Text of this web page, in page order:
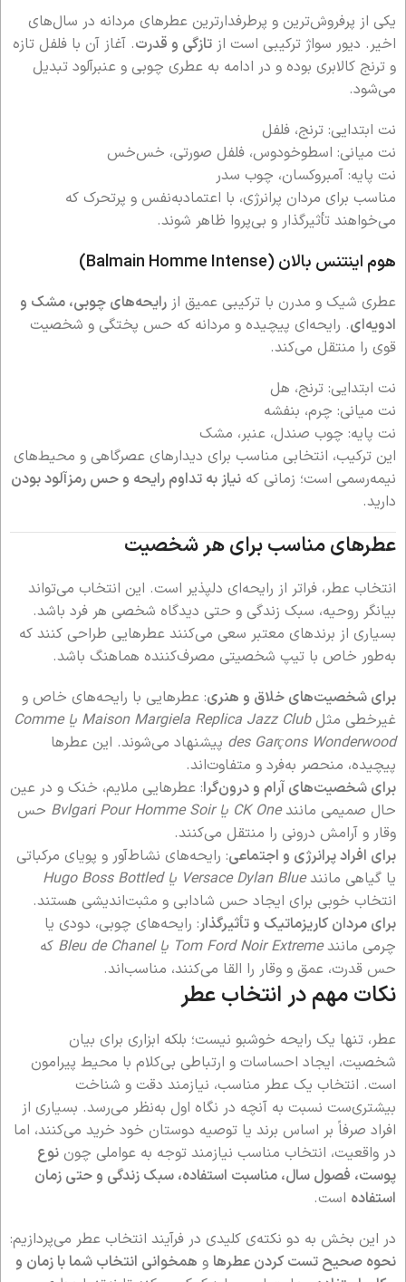
یکی از پرفروش‌ترین و پرطرفدارترین عطرهای مردانه در سال‌های
اخیر. دیور سواژ ترکیبی است از تازگی و قدرت. آغاز آن با فلفل تازه
و ترنج کالابری بوده و در ادامه به عطری چوبی و عنبرآلود تبدیل
می‌شود.
نت ابتدایی: ترنج، فلفل
نت میانی: اسطوخودوس، فلفل صورتی، خس‌خس
نت پایه: آمبروکسان، چوب سدر
مناسب برای مردان پرانرژی، با اعتماد‌به‌نفس و پرتحرک که
می‌خواهند تأثیرگذار و بی‌پروا ظاهر شوند.
هوم اینتنس بالان (Balmain Homme Intense)
عطری شیک و مدرن با ترکیبی عمیق از رایحه‌های چوبی، مشک و
ادویه‌ای. رایحه‌ای پیچیده و مردانه که حس پختگی و شخصیت
قوی را منتقل می‌کند.
نت ابتدایی: ترنج، هل
نت میانی: چرم، بنفشه
نت پایه: چوب صندل، عنبر، مشک
این ترکیب، انتخابی مناسب برای دیدارهای عصرگاهی و محیط‌های
نیمه‌رسمی است؛ زمانی که نیاز به تداوم رایحه و حس رمزآلود بودن
دارید.
عطرهای مناسب برای هر شخصیت
انتخاب عطر، فراتر از رایحه‌ای دلپذیر است. این انتخاب می‌تواند
بیانگر روحیه، سبک زندگی و حتی دیدگاه شخصی هر فرد باشد.
بسیاری از برندهای معتبر سعی می‌کنند عطرهایی طراحی کنند که
به‌طور خاص با تیپ شخصیتی مصرف‌کننده هماهنگ باشد.
برای شخصیت‌های خلاق و هنری: عطرهایی با رایحه‌های خاص و
غیرخطی مثل
Maison Margiela Replica Jazz Club یا Comme
des Garçons Wonderwood پیشنهاد می‌شوند. این عطرها
پیچیده، منحصر به‌فرد و متفاوت‌اند.
برای شخصیت‌های آرام و درون‌گرا: عطرهایی ملایم، خنک و در عین
حال صمیمی مانندCK One یا Bvlgari Pour Homme Soir
حس
وقار و آرامش درونی را منتقل می‌کنند.
برای افراد پرانرژی و اجتماعی: رایحه‌های نشاط‌آور و پویای مرکباتی
یا گیاهی مانندVersace Dylan Blue یا Hugo Boss Bottled
انتخاب‌ خوبی برای ایجاد حس شادابی و مثبت‌اندیشی هستند.
برای مردان کاریزماتیک و تأثیرگذار: رایحه‌های چوبی، دودی یا
چرمی مانندTom Ford Noir Extreme یا Bleu de Chanel
که
حس قدرت، عمق و وقار را القا می‌کنند، مناسب‌اند.
نکات مهم در انتخاب عطر
عطر، تنها یک رایحه خوشبو نیست؛ بلکه ابزاری برای بیان
شخصیت، ایجاد احساسات و ارتباطی بی‌کلام با محیط پیرامون
است. انتخاب یک عطر مناسب، نیازمند دقت و شناخت
بیشتری‌ست نسبت به آنچه در نگاه اول به‌نظر می‌رسد. بسیاری از
افراد صرفاً بر اساس برند یا توصیه دوستان خود خرید می‌کنند، اما
در واقعیت، انتخاب مناسب نیازمند توجه به عواملی چون نوع
پوست، فصول سال، مناسبت استفاده، سبک زندگی و حتی زمان
استفاده است.
در این بخش به دو نکته‌ی کلیدی در فرآیند انتخاب عطر می‌پردازیم:
نحوه صحیح تست کردن عطرها و همخوانی انتخاب شما با زمان و